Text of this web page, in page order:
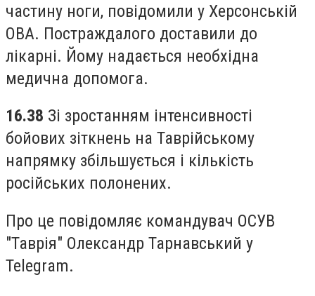
частину ноги, повідомили у Херсонській
ОВА. Постраждалого доставили до
лікарні. Йому надається необхідна
медична допомога.
16.38 Зі зростанням інтенсивності
бойових зіткнень на Таврійському
напрямку збільшується і кількість
російських полонених.
Про це повідомляє командувач ОСУВ
"Таврія" Олександр Тарнавський у
Telegram.